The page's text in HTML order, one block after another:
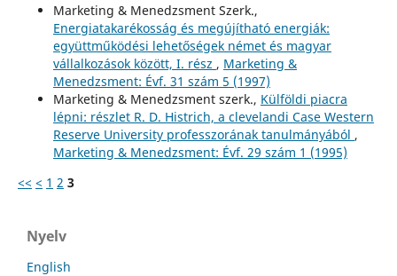
Marketing & Menedzsment Szerk.,
Energiatakarékosság és megújítható energiák:
együttműködési lehetőségek német és magyar
vállalkozások között, I. rész , Marketing &
Menedzsment: Évf. 31 szám 5 (1997)
Marketing & Menedzsment szerk., Külföldi piacra
lépni: részlet R. D. Histrich, a clevelandi Case Western
Reserve University professzorának tanulmányából ,
Marketing & Menedzsment: Évf. 29 szám 1 (1995)
<< < 1 2 3
Nyelv
English